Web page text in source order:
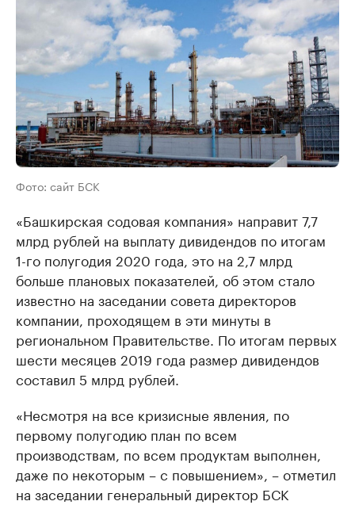
Фото: сайт БСК
«Башкирская содовая компания» направит 7,7
млрд рублей на выплату дивидендов по итогам
1-го полугодия 2020 года, это на 2,7 млрд
больше плановых показателей, об этом стало
известно на заседании совета директоров
компании, проходящем в эти минуты в
региональном Правительстве. По итогам первых
шести месяцев 2019 года размер дивидендов
составил 5 млрд рублей.
«Несмотря на все кризисные явления, по
первому полугодию план по всем
производствам, по всем продуктам выполнен,
даже по некоторым – с повышением», – отметил
на заседании генеральный директор БСК